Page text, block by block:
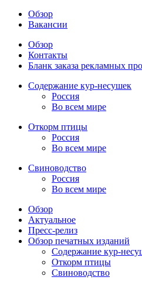
Обзор
Вакансии
Обзор
Контакты
Бланк заказа рекламных
Содержание кур-несушек
Россия
Во всем мире
Откорм птицы
Россия
Во всем мире
Свиноводство
Россия
Во всем мире
Обзор
Актуальное
Пресс-релиз
Обзор печатных изданий
Содержание кур-
Откорм птицы
Свиноводство